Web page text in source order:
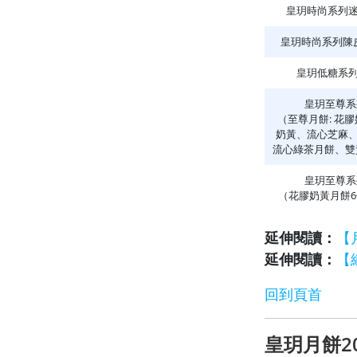
皇玥時尚系列
皇玥時尚系列
皇玥低糖系
皇玥至尊
（至尊月餅: 花
奶黃、流心芝麻
流心綠茶月餅、
皇玥至尊
（花膠奶黃月
延伸閱讀：
延伸閱讀：
回到頁首
皇玥月餅